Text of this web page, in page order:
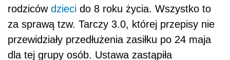
rodziców dzieci do 8 roku życia. Wszystko to
za sprawą tzw. Tarczy 3.0, której przepisy nie
przewidziały przedłużenia zasiłku po 24 maja
dla tej grupy osób. Ustawa zastąpiła